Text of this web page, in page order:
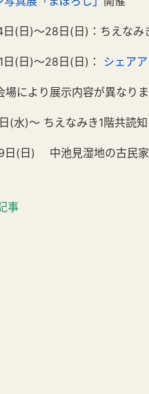
(日)～28日(日)：ちえなみ
(日)～28日(日)： シェア
より展示内容が異なり
日(水)～ ちえなみき1階共読
(日) 中池見湿地の古民家
事